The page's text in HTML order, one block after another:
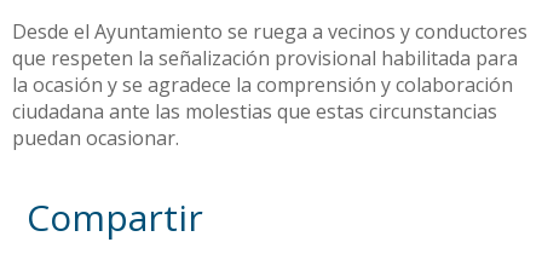
Desde el Ayuntamiento se ruega a vecinos y conductores
que respeten la señalización provisional habilitada para
la ocasión y se agradece la comprensión y colaboración
ciudadana ante las molestias que estas circunstancias
puedan ocasionar.
Compartir